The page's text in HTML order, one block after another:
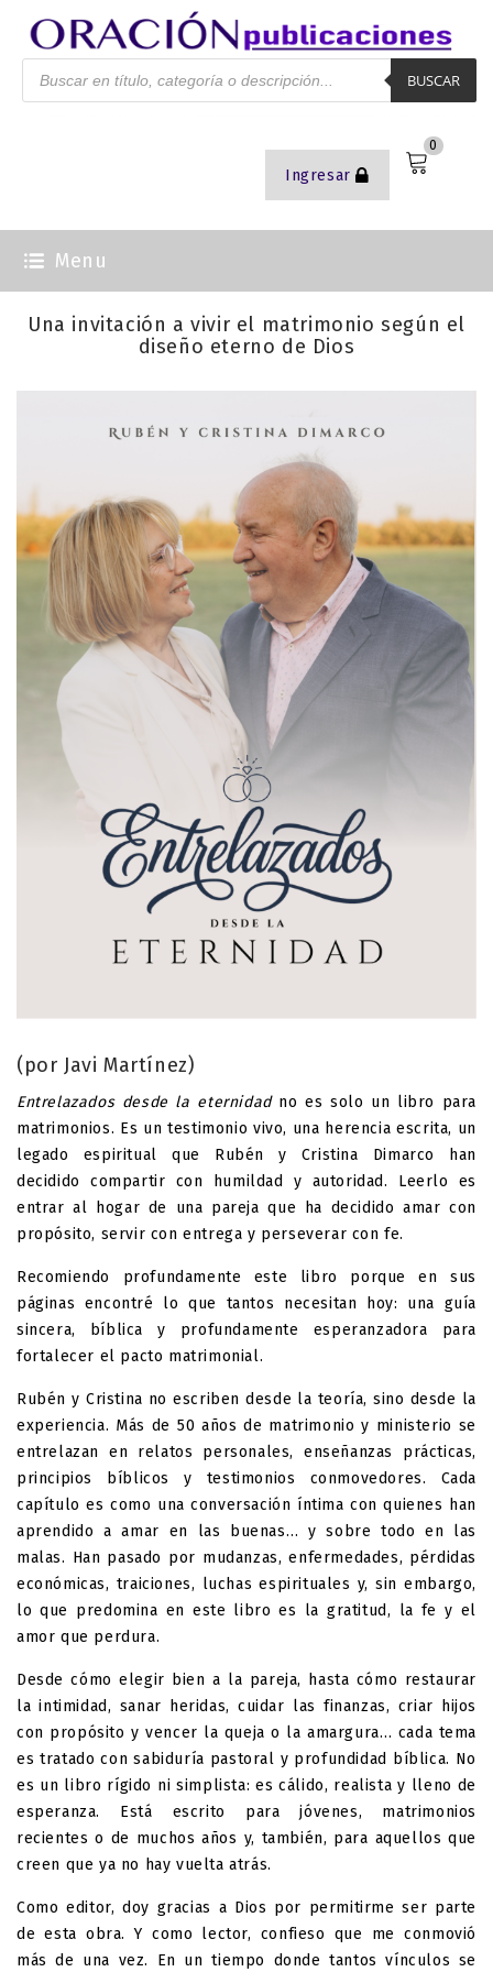
Ingresar
0
BUSCAR
Menu
Una invitación a vivir el matrimonio según el
diseño eterno de Dios
(por Javi Martínez)
Entrelazados desde la eternidadno es solo un libro para
matrimonios. Es un testimonio vivo, una herencia escrita, un
legado espiritual que Rubén y Cristina Dimarco han
decidido compartir con humildad y autoridad. Leerlo es
entrar al hogar de una pareja que ha decidido amar con
propósito, servir con entrega y perseverar con fe.
Recomiendo profundamente este libro porque en sus
páginas encontré lo que tantos necesitan hoy: una guía
sincera, bíblica y profundamente esperanzadora para
fortalecer el pacto matrimonial.
Rubén y Cristina no escriben desde la teoría, sino desde la
experiencia. Más de 50 años de matrimonio y ministerio se
entrelazan en relatos personales, enseñanzas prácticas,
principios bíblicos y testimonios conmovedores. Cada
capítulo es como una conversación íntima con quienes han
aprendido a amar en las buenas… y sobre todo en las
malas. Han pasado por mudanzas, enfermedades, pérdidas
económicas, traiciones, luchas espirituales y, sin embargo,
lo que predomina en este libro es la gratitud, la fe y el
amor que perdura.
Desde cómo elegir bien a la pareja, hasta cómo restaurar
la intimidad, sanar heridas, cuidar las finanzas, criar hijos
con propósito y vencer la queja o la amargura… cada tema
es tratado con sabiduría pastoral y profundidad bíblica. No
es un libro rígido ni simplista: es cálido, realista y lleno de
esperanza. Está escrito para jóvenes, matrimonios
recientes o de muchos años y, también, para aquellos que
creen que ya no hay vuelta atrás.
Como editor, doy gracias a Dios por permitirme ser parte
de esta obra. Y como lector, confieso que me conmovió
más de una vez. En un tiempo donde tantos vínculos se